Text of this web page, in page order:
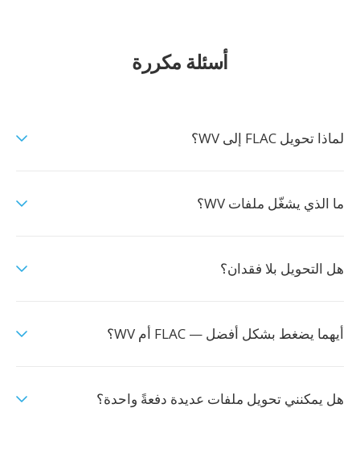
أسئلة مكررة
لماذا تحويل FLAC إلى WV؟
ما الذي يشغّل ملفات WV؟
هل التحويل بلا فقدان؟
أيهما يضغط بشكل أفضل — FLAC أم WV؟
هل يمكنني تحويل ملفات عديدة دفعةً واحدة؟